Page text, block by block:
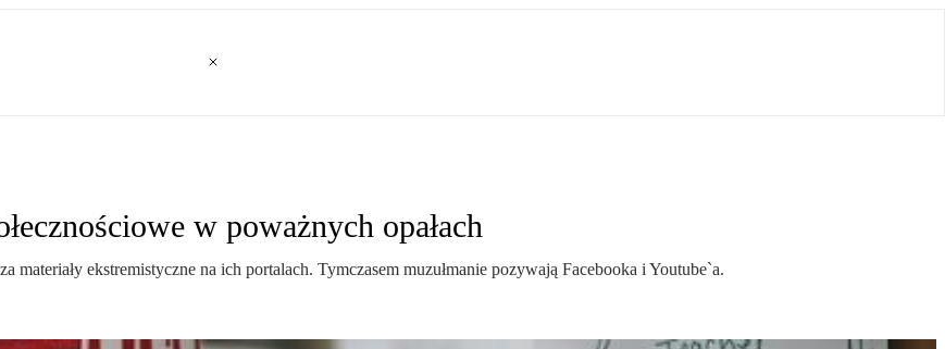
w poważnych opałach
ekstremistyczne na ich portalach. Tymczasem muzułmanie pozywają Facebooka i Youtube`a.